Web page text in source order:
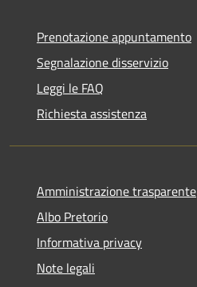
Prenotazione appuntamento
Segnalazione disservizio
Leggi le FAQ
Richiesta assistenza
Amministrazione trasparente
Albo Pretorio
Informativa privacy
Note legali